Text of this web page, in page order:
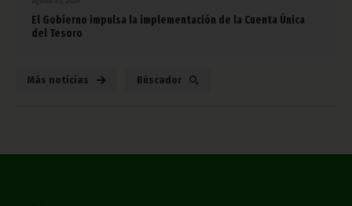
El Gobierno impulsa la implementación de la Cuenta Única
del Tesoro
Más noticias Búscador